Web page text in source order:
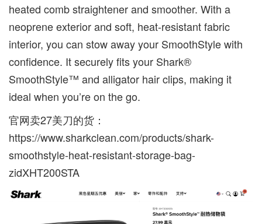
heated comb straightener and smoother. With a
neoprene exterior and soft, heat-resistant fabric
interior, you can stow away your SmoothStyle with
confidence. It securely fits your Shark®
SmoothStyle™ and alligator hair clips, making it
ideal when you’re on the go.
官网卖27美刀的货：
https://www.sharkclean.com/products/shark-
smoothstyle-heat-resistant-storage-bag-
zidXHT200STA